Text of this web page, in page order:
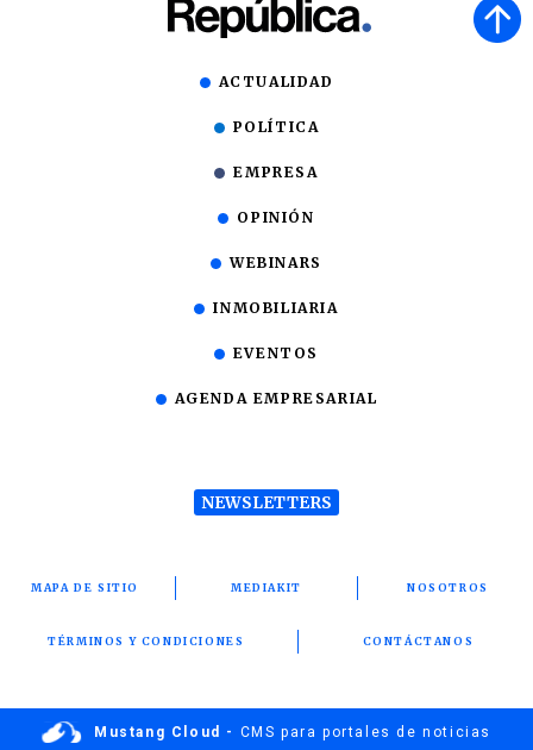
ACTUALIDAD
POLÍTICA
EMPRESA
OPINIÓN
WEBINARS
INMOBILIARIA
EVENTOS
AGENDA EMPRESARIAL
NEWSLETTERS
MAPA DE SITIO MEDIAKIT NOSOTROS
TÉRMINOS Y CONDICIONES CONTÁCTANOS
Mustang Cloud - CMS para portales de noticias